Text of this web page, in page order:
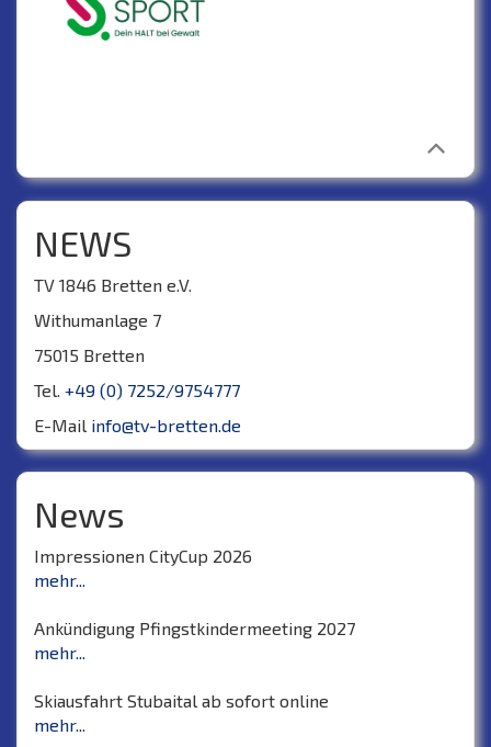
NEWS
TV 1846 Bretten e.V.
Withumanlage 7
75015 Bretten
Tel. +49 (0) 7252/9754777
E-Mail info@tv-bretten.de
News
Impressionen CityCup 2026
mehr...
Ankündigung Pfingstkindermeeting 2027
mehr...
Skiausfahrt Stubaital ab sofort online
mehr...